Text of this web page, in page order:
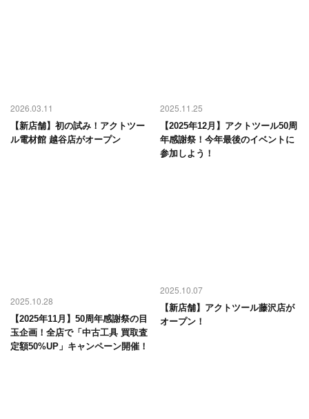
2026.03.11
【新店舗】初の試み！アクトツー
ル電材館 越谷店がオープン
2025.11.25
【2025年12月】アクトツール50周
年感謝祭！今年最後のイベントに
参加しよう！
2025.10.28
【2025年11月】50周年感謝祭の目
玉企画！全店で「中古工具 買取査
定額50%UP」キャンペーン開催！
2025.10.07
【新店舗】アクトツール藤沢店が
オープン！